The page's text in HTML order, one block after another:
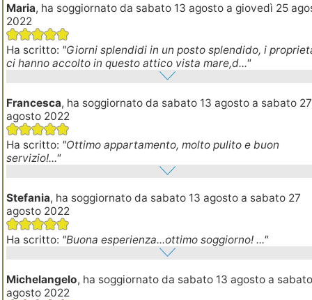
Maria, ha soggiornato da sabato 13 agosto a giovedì 25
2022
Ha scritto: "Giorni splendidi in un posto splendido, i
ci hanno accolto in questo attico vista mare,d..."
Francesca, ha soggiornato da sabato 13 agosto a sabato 27
agosto 2022
Ha scritto: "Ottimo appartamento, molto pulito e buon
servizio!..."
Stefania, ha soggiornato da sabato 13 agosto a sabato 27
agosto 2022
Ha scritto: "Buona esperienza...ottimo soggiorno! ..."
Michelangelo, ha soggiornato da sabato 13 agosto a
agosto 2022